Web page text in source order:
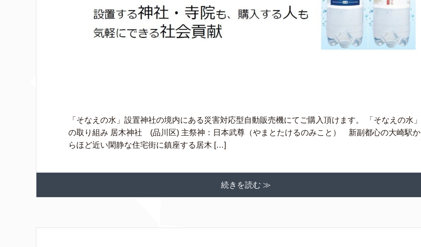
「そなえの水」設置神社の境内にある災害対応型自動販売機にてご購入頂けます。 「そなえの水」
の取り組み 居木神社 (品川区) 主祭神：日本武尊（やまとたけるのみこと） 新副都心の大崎駅か
らほど近い閑静な住宅街に鎮座する居木 […]
続きを読む ≫